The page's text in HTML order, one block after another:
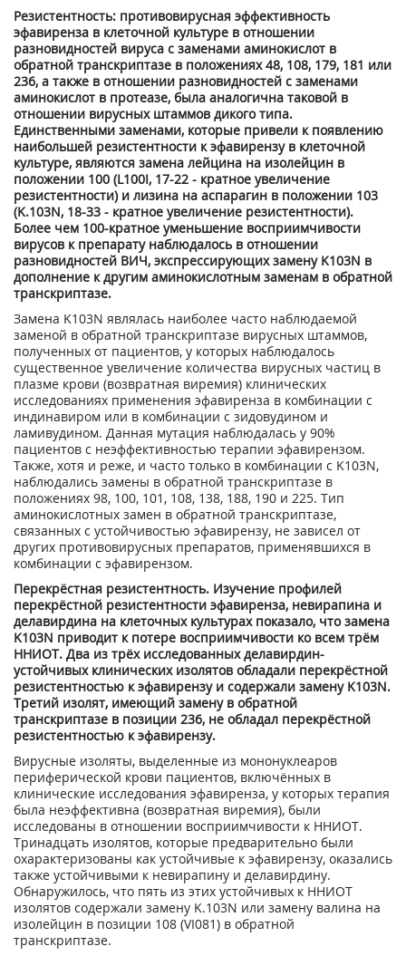
Резистентность: противовирусная эффективность
эфавиренза в клеточной культуре в отношении
разновидностей вируса с заменами аминокислот в
обратной транскриптазе в положениях 48, 108, 179, 181 или
236, а также в отношении разновидностей с заменами
аминокислот в протеазе, была аналогична таковой в
отношении вирусных штаммов дикого типа.
Единственными заменами, которые привели к появлению
наибольшей резистентности к эфавирензу в клеточной
культуре, являются замена лейцина на изолейцин в
положении 100 (L100I, 17-22 - кратное увеличение
резистентности) и лизина на аспарагин в положении 103
(K.103N, 18-33 - кратное увеличение резистентности).
Более чем 100-кратное уменьшение восприимчивости
вирусов к препарату наблюдалось в отношении
разновидностей ВИЧ, экспрессирующих замену K103N в
дополнение к другим аминокислотным заменам в обратной
транскриптазе.
Замена K103N являлась наиболее часто наблюдаемой
заменой в обратной транскриптазе вирусных штаммов,
полученных от пациентов, у которых наблюдалось
существенное увеличение количества вирусных частиц в
плазме крови (возвратная виремия) клинических
исследованиях применения эфавиренза в комбинации с
индинавиром или в комбинации с зидовудином и
ламивудином. Данная мутация наблюдалась у 90%
пациентов с неэффективностью терапии эфавирензом.
Также, хотя и реже, и часто только в комбинации с K103N,
наблюдались замены в обратной транскриптазе в
положениях 98, 100, 101, 108, 138, 188, 190 и 225. Тип
аминокислотных замен в обратной транскриптазе,
связанных с устойчивостью эфавирензу, не зависел от
других противовирусных препаратов, применявшихся в
комбинации с эфавирензом.
Перекрёстная резистентность. Изучение профилей
перекрёстной резистентности эфавиренза, невирапина и
делавирдина на клеточных культурах показало, что замена
K103N приводит к потере восприимчивости ко всем трём
ННИОТ. Два из трёх исследованных делавирдин-
устойчивых клинических изолятов обладали перекрёстной
резистентностью к эфавирензу и содержали замену K103N.
Третий изолят, имеющий замену в обратной
транскриптазе в позиции 236, не обладал перекрёстной
резистентностью к эфавирензу.
Вирусные изоляты, выделенные из мононуклеаров
периферической крови пациентов, включённых в
клинические исследования эфавиренза, у которых терапия
была неэффективна (возвратная виремия), были
исследованы в отношении восприимчивости к ННИОТ.
Тринадцать изолятов, которые предварительно были
охарактеризованы как устойчивые к эфавирензу, оказались
также устойчивыми к невирапину и делавирдину.
Обнаружилось, что пять из этих устойчивых к ННИОТ
изолятов содержали замену K.103N или замену валина на
изолейцин в позиции 108 (VI081) в обратной
транскриптазе.